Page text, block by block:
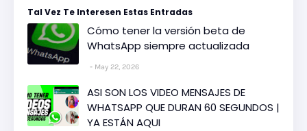
Tal Vez Te Interesen Estas Entradas
Cómo tener la versión beta de
WhatsApp siempre actualizada
May 22, 2026
ASI SON LOS VIDEO MENSAJES DE
WHATSAPP QUE DURAN 60 SEGUNDOS |
YA ESTÁN AQUI